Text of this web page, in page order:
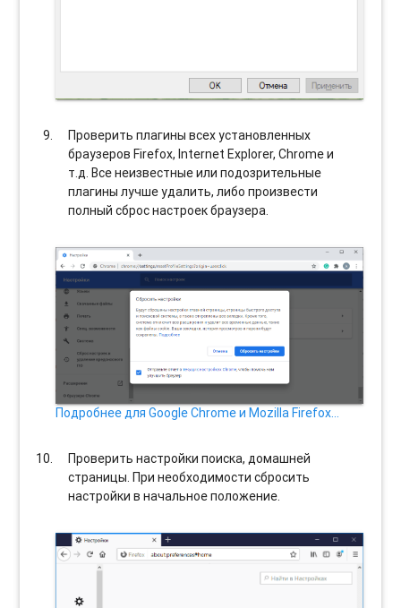
Проверить плагины всех установленных
браузеров Firefox, Internet Explorer, Chrome и
т.д. Все неизвестные или подозрительные
плагины лучше удалить, либо произвести
полный сброс настроек браузера.
Подробнее для Google Chrome и Mozilla Firefox…
Проверить настройки поиска, домашней
страницы. При необходимости сбросить
настройки в начальное положение.